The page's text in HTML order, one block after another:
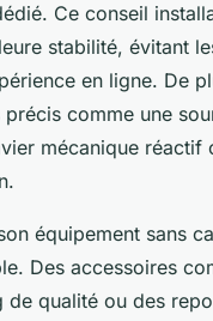
Ce conseil
stabilité, évitant
en ligne. De
comme une
mécanique réactif
équipement sans
Des accessoires
de qualité ou des